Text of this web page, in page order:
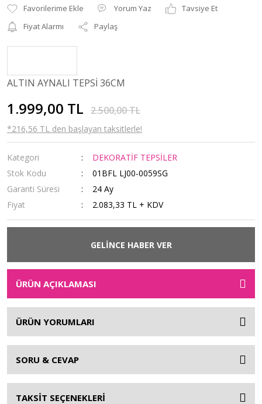
Yorum Yaz
Tavsiye Et
Fiyat Alarmı
Paylaş
ALTIN AYNALI TEPSİ 36CM
1.999,00 TL 2.500,00 TL
*216,56 TL den başlayan taksitlerle!
Kategori
DEKORATİF TEPSİLER
Stok Kodu
01BFL LJ00-0059SG
Garanti Süresi
24 Ay
Fiyat
2.083,33 TL + KDV
GELİNCE HABER VER
ÜRÜN AÇIKLAMASI
ÜRÜN YORUMLARI
SORU & CEVAP
TAKSİT SEÇENEKLERİ